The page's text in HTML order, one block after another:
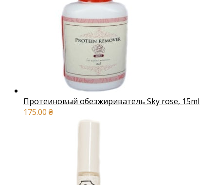
Протеиновый обезжириватель Sky rose, 15ml
175.00 ₴